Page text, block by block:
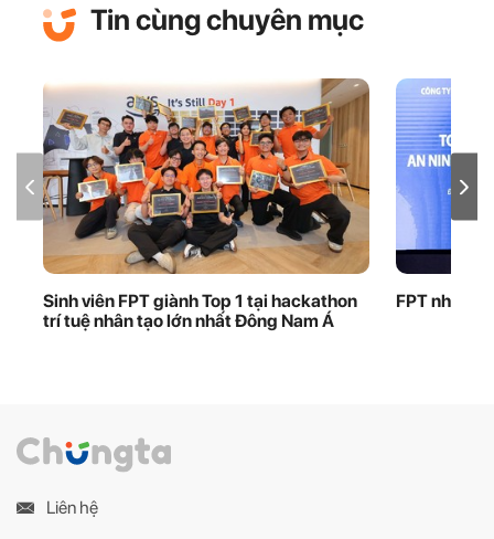
Tin cùng chuyên mục
Sinh viên FPT giành Top 1 tại hackathon
trí tuệ nhân tạo lớn nhất Đông Nam Á
FPT nhận
Liên hệ